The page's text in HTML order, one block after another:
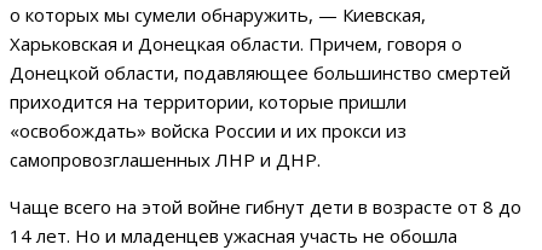
о которых мы сумели обнаружить, — Киевская,
Харьковская и Донецкая области. Причем, говоря о
Донецкой области, подавляющее большинство смертей
приходится на территории, которые пришли
«освобождать» войска России и их прокси из
самопровозглашенных ЛНР и ДНР.
Чаще всего на этой войне гибнут дети в возрасте от 8 до
14 лет. Но и младенцев ужасная участь не обошла